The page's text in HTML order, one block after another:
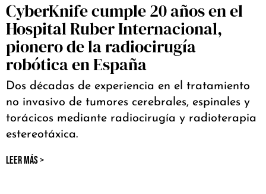
CyberKnife cumple 20 años en el
Hospital Ruber Internacional,
pionero de la radiocirugía
robótica en España
Dos décadas de experiencia en el tratamiento
no invasivo de tumores cerebrales, espinales y
torácicos mediante radiocirugía y radioterapia
estereotáxica.
LEER MÁS >